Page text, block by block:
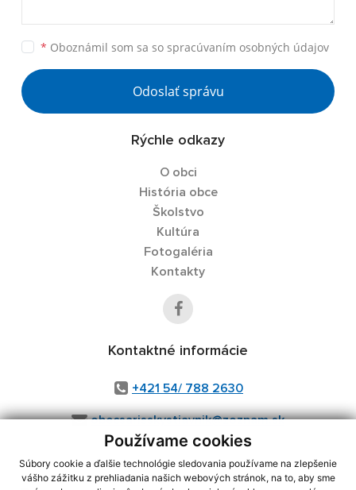
Používame cookies
Súbory cookie a ďalšie technológie sledovania používame na zlepšenie
vášho zážitku z prehliadania našich webových stránok, na to, aby sme
* Oboznámil som sa so spracúvaním osobných údajov
Odoslať správu
Rýchle odkazy
O obci
História obce
Školstvo
Kultúra
Fotogaléria
Kontakty
Kontaktné informácie
+421 54/ 788 2630
obecsarisskystiavnik@zoznam.sk